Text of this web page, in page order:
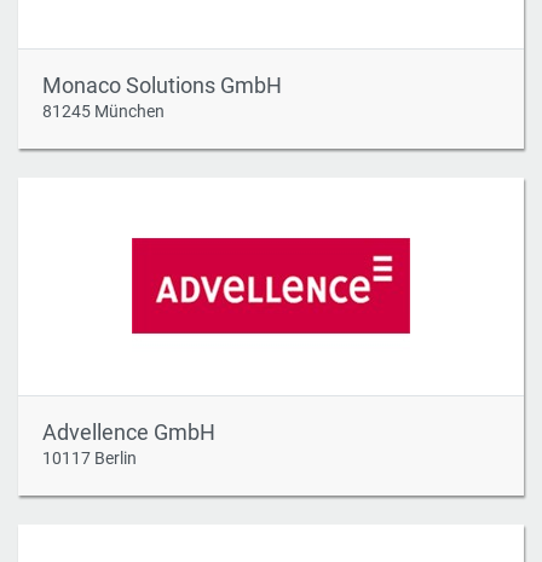
Monaco Solutions GmbH
81245 München
Advellence GmbH
10117 Berlin